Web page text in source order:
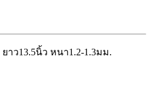
ว13.5นิ้ว หนา1.2-1.3มม.